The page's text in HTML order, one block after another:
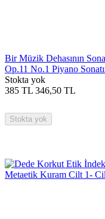
Bir Müzik Dehasının
Op.11 No.1 Piyano
Stokta yok
385 TL 346,50 TL
Stokta yok